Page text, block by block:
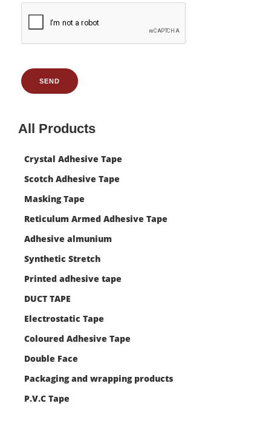
SEND
All Products
Crystal Adhesive Tape
Scotch Adhesive Tape
Masking Tape
Reticulum Armed Adhesive Tape
Adhesive almunium
Synthetic Stretch
Printed adhesive tape
DUCT TAPE
Electrostatic Tape
Coloured Adhesive Tape
Double Face
Packaging and wrapping products
P.V.C Tape